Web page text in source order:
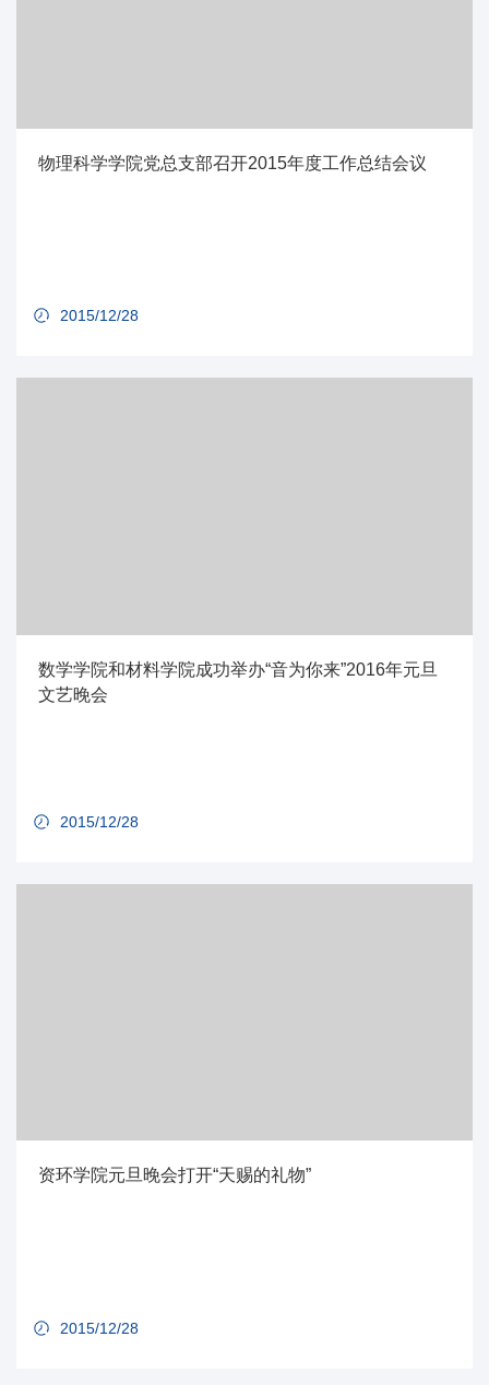
物理科学学院党总支部召开2015年度工作总结会议
2015/12/28
数学学院和材料学院成功举办“音为你来”2016年元旦
文艺晚会
2015/12/28
资环学院元旦晚会打开“天赐的礼物”
2015/12/28